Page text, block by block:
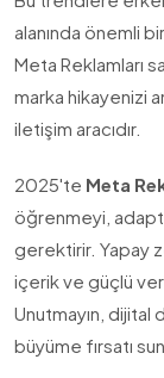
alanında önemli
Meta Reklamları
marka hikayenizi
iletişim aracıdır.
2025'te Meta
öğrenmeyi,
gerektirir. Yapay
içerik ve güçlü veri
Unutmayın, dijital
büyüme fırsatı